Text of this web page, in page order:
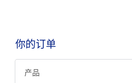
你的订单
产品